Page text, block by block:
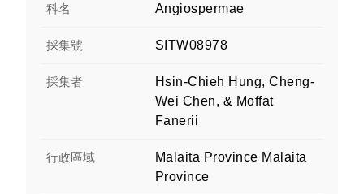
科名 Angiospermae
採集號 SITW08978
採集者
Hsin-Chieh Hung, Cheng-
Wei Chen, & Moffat
Fanerii
行政區域
Malaita Province Malaita
Province